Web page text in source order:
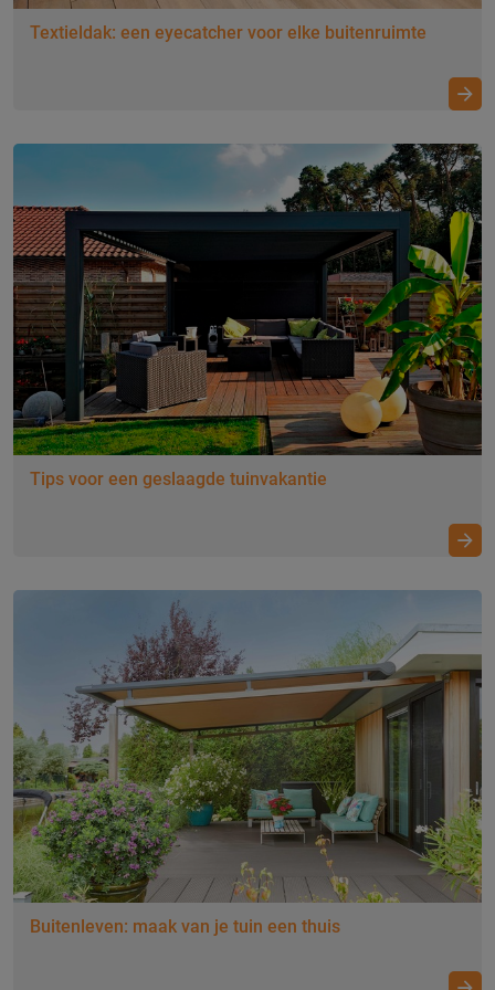
Textieldak: een eyecatcher voor elke buitenruimte
Duurzaam wonen met een comfortabel
Tips voor een geslaagde tuinvakantie
Buitenleven: maak van je tuin een thuis